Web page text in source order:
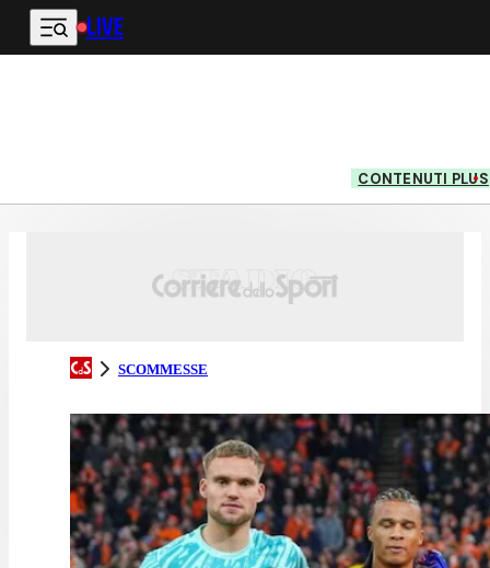
Vai al contenuto principale
LIVE
CONTENUTI PLUS
SCOMMESSE